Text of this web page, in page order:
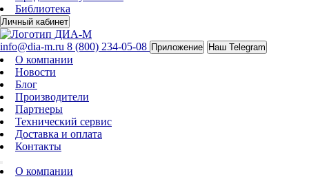
Библиотека
Личный кабинет
info@dia-m.ru 8 (800) 234-05-08 Приложение Наш Telegram
О компании
Новости
Блог
Производители
Партнеры
Технический сервис
Доставка и оплата
Контакты
О компании